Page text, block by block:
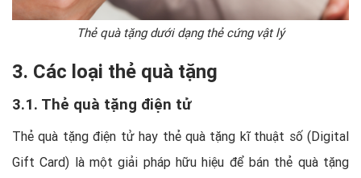
Thẻ quà tặng dưới dạng thẻ cứng vật lý
3. Các loại thẻ quà tặng
3.1. Thẻ quà tặng điện tử
Thẻ quà tặng điện tử hay thẻ quà tặng kĩ thuật số (Digital
Gift Card) là một giải pháp hữu hiệu để bán thẻ quà tặng